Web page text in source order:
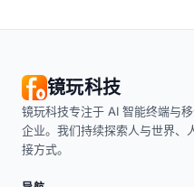
镜玩科技
镜玩科技专注于 AI 智能终端与
企业。我们持续探索人与世界、
接方式。